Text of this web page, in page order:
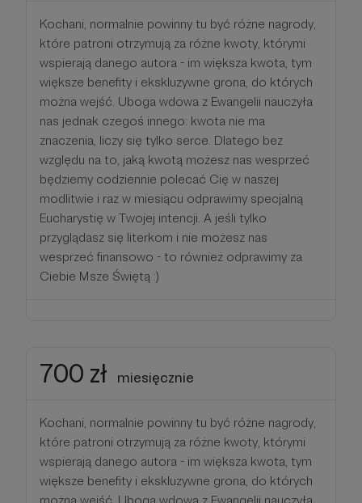
Kochani, normalnie powinny tu być różne nagrody,
które patroni otrzymują za różne kwoty, którymi
wspierają danego autora - im większa kwota, tym
większe benefity i ekskluzywne grona, do których
można wejść. Uboga wdowa z Ewangelii nauczyła
nas jednak czegoś innego: kwota nie ma
znaczenia, liczy się tylko serce. Dlatego bez
względu na to, jaką kwotą możesz nas wesprzeć
będziemy codziennie polecać Cię w naszej
modlitwie i raz w miesiącu odprawimy specjalną
Eucharystię w Twojej intencji. A jeśli tylko
przyglądasz się literkom i nie możesz nas
wesprzeć finansowo - to również odprawimy za
Ciebie Msze Świętą :)
700 zł miesięcznie
Kochani, normalnie powinny tu być różne nagrody,
które patroni otrzymują za różne kwoty, którymi
wspierają danego autora - im większa kwota, tym
większe benefity i ekskluzywne grona, do których